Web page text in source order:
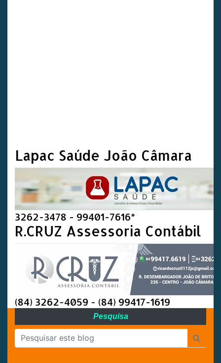
Lapac Saúde João Câmara
3262-3478 - 99401-7616*
R.CRUZ Assessoria Contábil
(84) 3262-4059 - (84) 99417-1619
Pesquisa